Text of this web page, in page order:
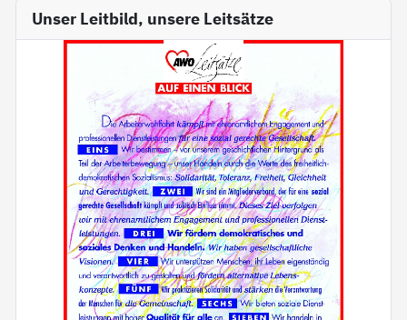
Unser Leitbild, unsere Leitsätze